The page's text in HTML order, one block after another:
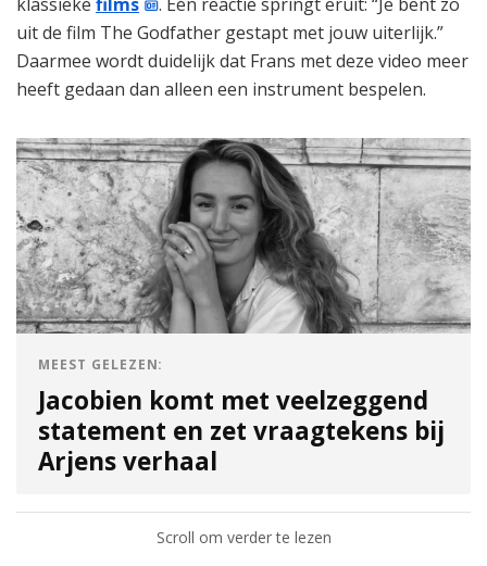
uit de film The Godfather gestapt met jouw uiterlijk.”
Daarmee wordt duidelijk dat Frans met deze video meer
heeft gedaan dan alleen een instrument bespelen.
MEEST GELEZEN:
Jacobien komt met veelzeggend
statement en zet vraagtekens bij
Arjens verhaal
Scroll om verder te lezen